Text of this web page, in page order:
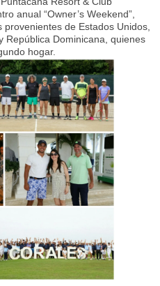
anual “Owner’s Weekend”,
de Estados Unidos,
República Dominicana, quienes
hogar.